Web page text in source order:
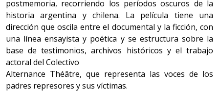
postmemoria, recorriendo los períodos oscuros de la
historia argentina y chilena. La película tiene una
dirección que oscila entre el documental y la ficción, con
una línea ensayista y poética y se estructura sobre la
base de testimonios, archivos históricos y el trabajo
actoral del Colectivo
Alternance Théâtre, que representa las voces de los
padres represores y sus víctimas.